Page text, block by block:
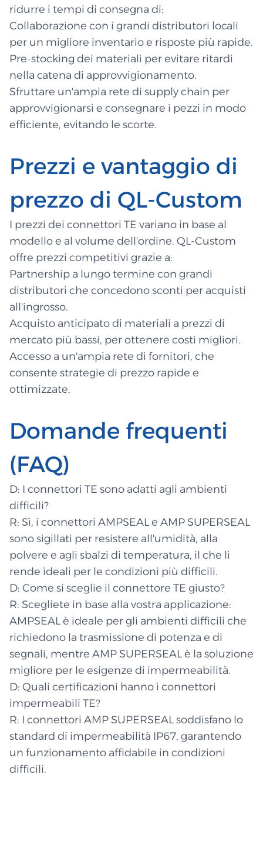
ridurre i tempi di consegna di:
Collaborazione con i grandi distributori locali
per un migliore inventario e risposte più rapide.
Pre-stocking dei materiali per evitare ritardi
nella catena di approvvigionamento.
Sfruttare un'ampia rete di supply chain per
approvvigionarsi e consegnare i pezzi in modo
efficiente, evitando le scorte.
Prezzi e vantaggio di
prezzo di QL-Custom
I prezzi dei connettori TE variano in base al
modello e al volume dell'ordine. QL-Custom
offre prezzi competitivi grazie a:
Partnership a lungo termine con grandi
distributori che concedono sconti per acquisti
all'ingrosso.
Acquisto anticipato di materiali a prezzi di
mercato più bassi, per ottenere costi migliori.
Accesso a un'ampia rete di fornitori, che
consente strategie di prezzo rapide e
ottimizzate.
Domande frequenti
(FAQ)
D: I connettori TE sono adatti agli ambienti
difficili?
R: Sì, i connettori AMPSEAL e AMP SUPERSEAL
sono sigillati per resistere all'umidità, alla
polvere e agli sbalzi di temperatura, il che li
rende ideali per le condizioni più difficili.
D: Come si sceglie il connettore TE giusto?
R: Scegliete in base alla vostra applicazione:
AMPSEAL è ideale per gli ambienti difficili che
richiedono la trasmissione di potenza e di
segnali, mentre AMP SUPERSEAL è la soluzione
migliore per le esigenze di impermeabilità.
D: Quali certificazioni hanno i connettori
impermeabili TE?
R: I connettori AMP SUPERSEAL soddisfano lo
standard di impermeabilità IP67, garantendo
un funzionamento affidabile in condizioni
difficili.